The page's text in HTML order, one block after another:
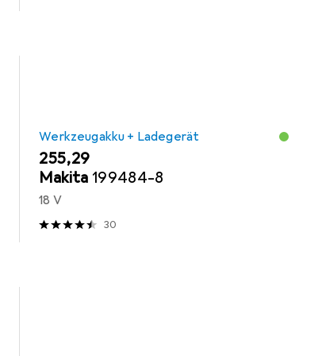
Werkzeugakku + Ladegerät
EUR
255,29
Makita 199484-8
18 V
30